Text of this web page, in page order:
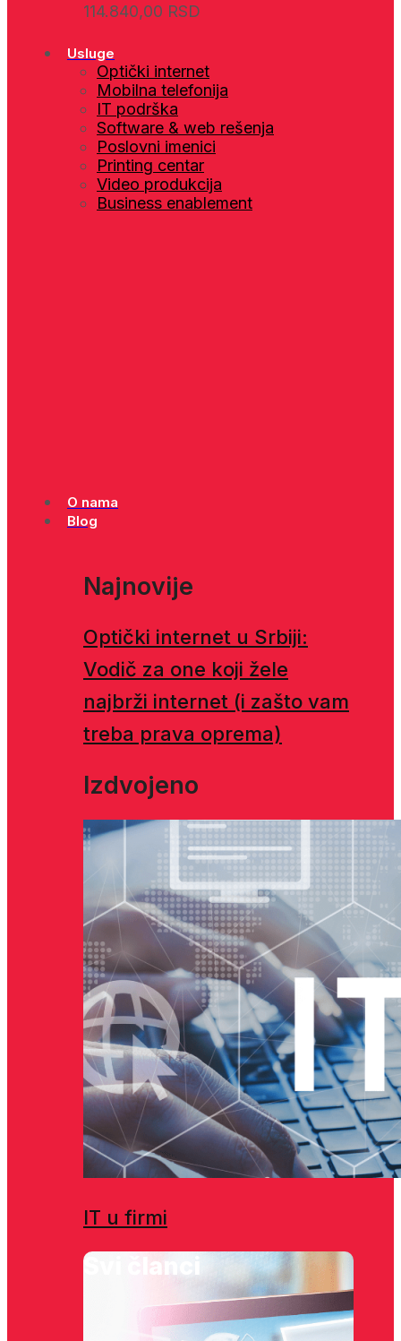
114.840,00 RSD
Usluge
Optički internet
Mobilna telefonija
IT podrška
Software & web rešenja
Poslovni imenici
Printing centar
Video produkcija
Business enablement
O nama
Blog
Najnovije
Optički internet u Srbiji:
Vodič za one koji žele
najbrži internet (i zašto vam
treba prava oprema)
Izdvojeno
IT u firmi
Svi članci